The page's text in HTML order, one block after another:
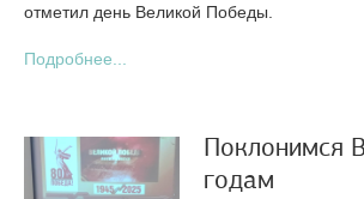
отметил день Великой Победы.
Подробнее...
Поклонимся
годам